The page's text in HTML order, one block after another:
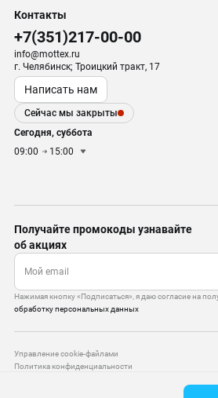
Контакты
+7(351)217-00-00
info@mottex.ru
г. Челябинск; Троицкий тракт, 17
Написать нам
Сейчас мы закрыты
Сегодня, суббота
09:00
15:00
Получайте промокоды узнавайте
об акциях
Нажимая кнопку «Подписаться», я даю согласие на
обработку персональных данных
Управление cookie-файлами
Политика конфиденциальности